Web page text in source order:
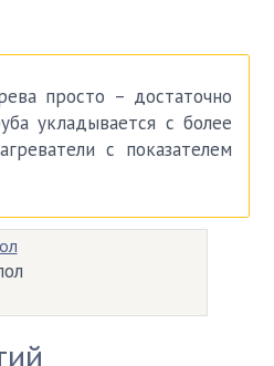
просто – достаточно
укладывается с более
с показателем